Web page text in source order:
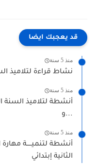
قد يعجبك ايضا
منذ 5 سنة
نشاط قراءة لتلاميذ
منذ 5 سنة
أنشطة لتلاميذ السنة
و...
منذ 5 سنة
أنشطة لتنميـــــة
الثانية إبتدائي